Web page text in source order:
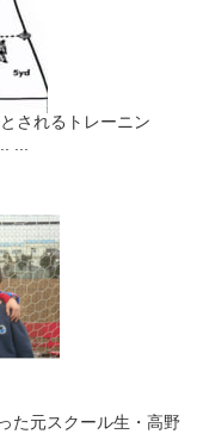
されるトレーニン
...
た元スクール生・高野